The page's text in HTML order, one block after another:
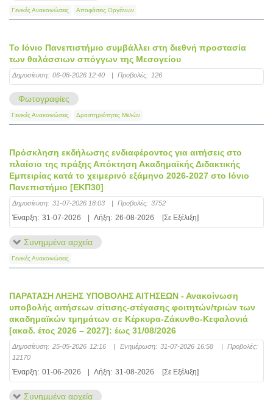
Γενικές Ανακοινώσεις Αποφάσεις Οργάνων
Το Ιόνιο Πανεπιστήμιο συμβάλλει στη διεθνή προστασία
των θαλάσσιων σπόγγων της Μεσογείου
Δημοσίευση: 06-08-2026 12:40 | Προβολές: 126
Φωτογραφίες
Γενικές Ανακοινώσεις Δραστηριότητες Μελών
Πρόσκληση εκδήλωσης ενδιαφέροντος για αιτήσεις στο
πλαίσιο της πράξης Απόκτηση Ακαδημαϊκής Διδακτικής
Εμπειρίας κατά το χειμερινό εξάμηνο 2026-2027 στο Ιόνιο
Πανεπιστήμιο [ΕΚΠ30]
Δημοσίευση: 31-07-2026 18:03 | Προβολές: 3752
Έναρξη: 31-07-2026 Λήξη: 26-08-2026 [Σε Εξέλιξη]
Συνημμένα αρχεία
Γενικές Ανακοινώσεις
ΠΑΡΑΤΑΣΗ ΛΗΞΗΣ ΥΠΟΒΟΛΗΣ ΑΙΤΗΣΕΩΝ - Ανακοίνωση
υποβολής αιτήσεων σίτισης-στέγασης φοιτητών/τριών των
ακαδημαϊκών τμημάτων σε Κέρκυρα-Ζάκυνθο-Κεφαλονιά
[ακαδ. έτος 2026 – 2027]: έως 31/08/2026
Δημοσίευση: 25-05-2026 12:16 | Ενημέρωση: 31-07-2026 16:58 |
Προβολές:
12170
Έναρξη: 01-06-2026 Λήξη: 31-08-2026 [Σε Εξέλιξη]
Συνημμένα αρχεία